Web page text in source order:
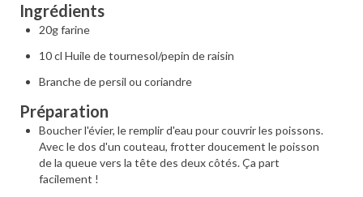
Ingrédients
20g farine
10 cl Huile de tournesol/pepin de raisin
Branche de persil ou coriandre
Préparation
Boucher l'évier, le remplir d'eau pour couvrir les poissons.
Avec le dos d'un couteau, frotter doucement le poisson
de la queue vers la tête des deux côtés. Ça part
facilement !